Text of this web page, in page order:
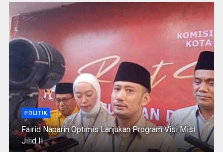
POLITIK
Fairid Naparin Optimis Lanjukan Program Visi Misi
Jilid II